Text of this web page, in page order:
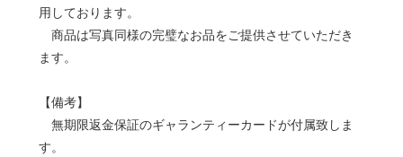
用しております。
商品は写真同様の完璧なお品をご提供させていただき
ます。
【備考】
無期限返金保証のギャランティーカードが付属致しま
す。